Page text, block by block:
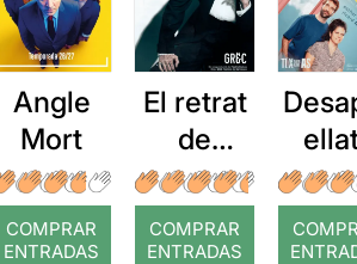
Angle
Mort
COMPRAR
ENTRADAS
El retrat
de
Dorian
Gray
COMPRAR
ENTRADAS